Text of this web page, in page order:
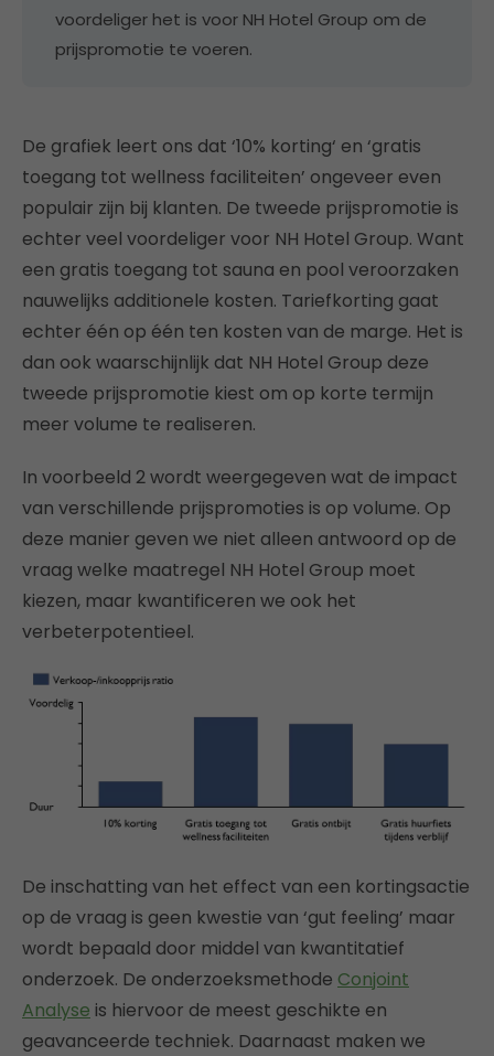
voordeliger het is voor NH Hotel Group om de
prijspromotie te voeren.
De grafiek leert ons dat ‘10% korting‘ en ‘gratis
toegang tot wellness faciliteiten’ ongeveer even
populair zijn bij klanten. De tweede prijspromotie is
echter veel voordeliger voor NH Hotel Group. Want
een gratis toegang tot sauna en pool veroorzaken
nauwelijks additionele kosten. Tariefkorting gaat
echter één op één ten kosten van de marge. Het is
dan ook waarschijnlijk dat NH Hotel Group deze
tweede prijspromotie kiest om op korte termijn
meer volume te realiseren.
In voorbeeld 2 wordt weergegeven wat de impact
van verschillende prijspromoties is op volume. Op
deze manier geven we niet alleen antwoord op de
vraag welke maatregel NH Hotel Group moet
kiezen, maar kwantificeren we ook het
verbeterpotentieel.
De inschatting van het effect van een kortingsactie
op de vraag is geen kwestie van ‘gut feeling’ maar
wordt bepaald door middel van kwantitatief
onderzoek. De onderzoeksmethode Conjoint
Analyse is hiervoor de meest geschikte en
geavanceerde techniek. Daarnaast maken we